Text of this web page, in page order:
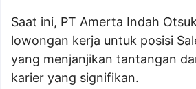
Saat ini, PT Amerta Indah
lowongan kerja untuk posisi
yang menjanjikan tantangan
karier yang signifikan.